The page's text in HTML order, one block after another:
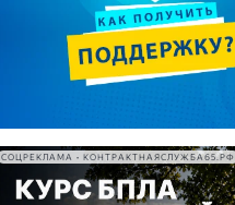
СОЦРЕКЛАМА • КОНТРАКТНАЯСЛУЖБА65.РФ